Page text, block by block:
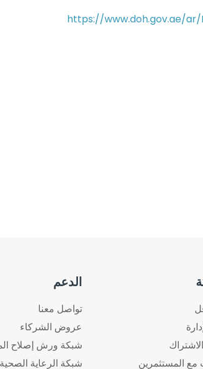
https://www.doh.gov.ae/
مع المستثمرين
الدعم
تواصل معنا
عروض الشركاء
شبكة ورش إصلاح
شبكة الرعاية الصحية